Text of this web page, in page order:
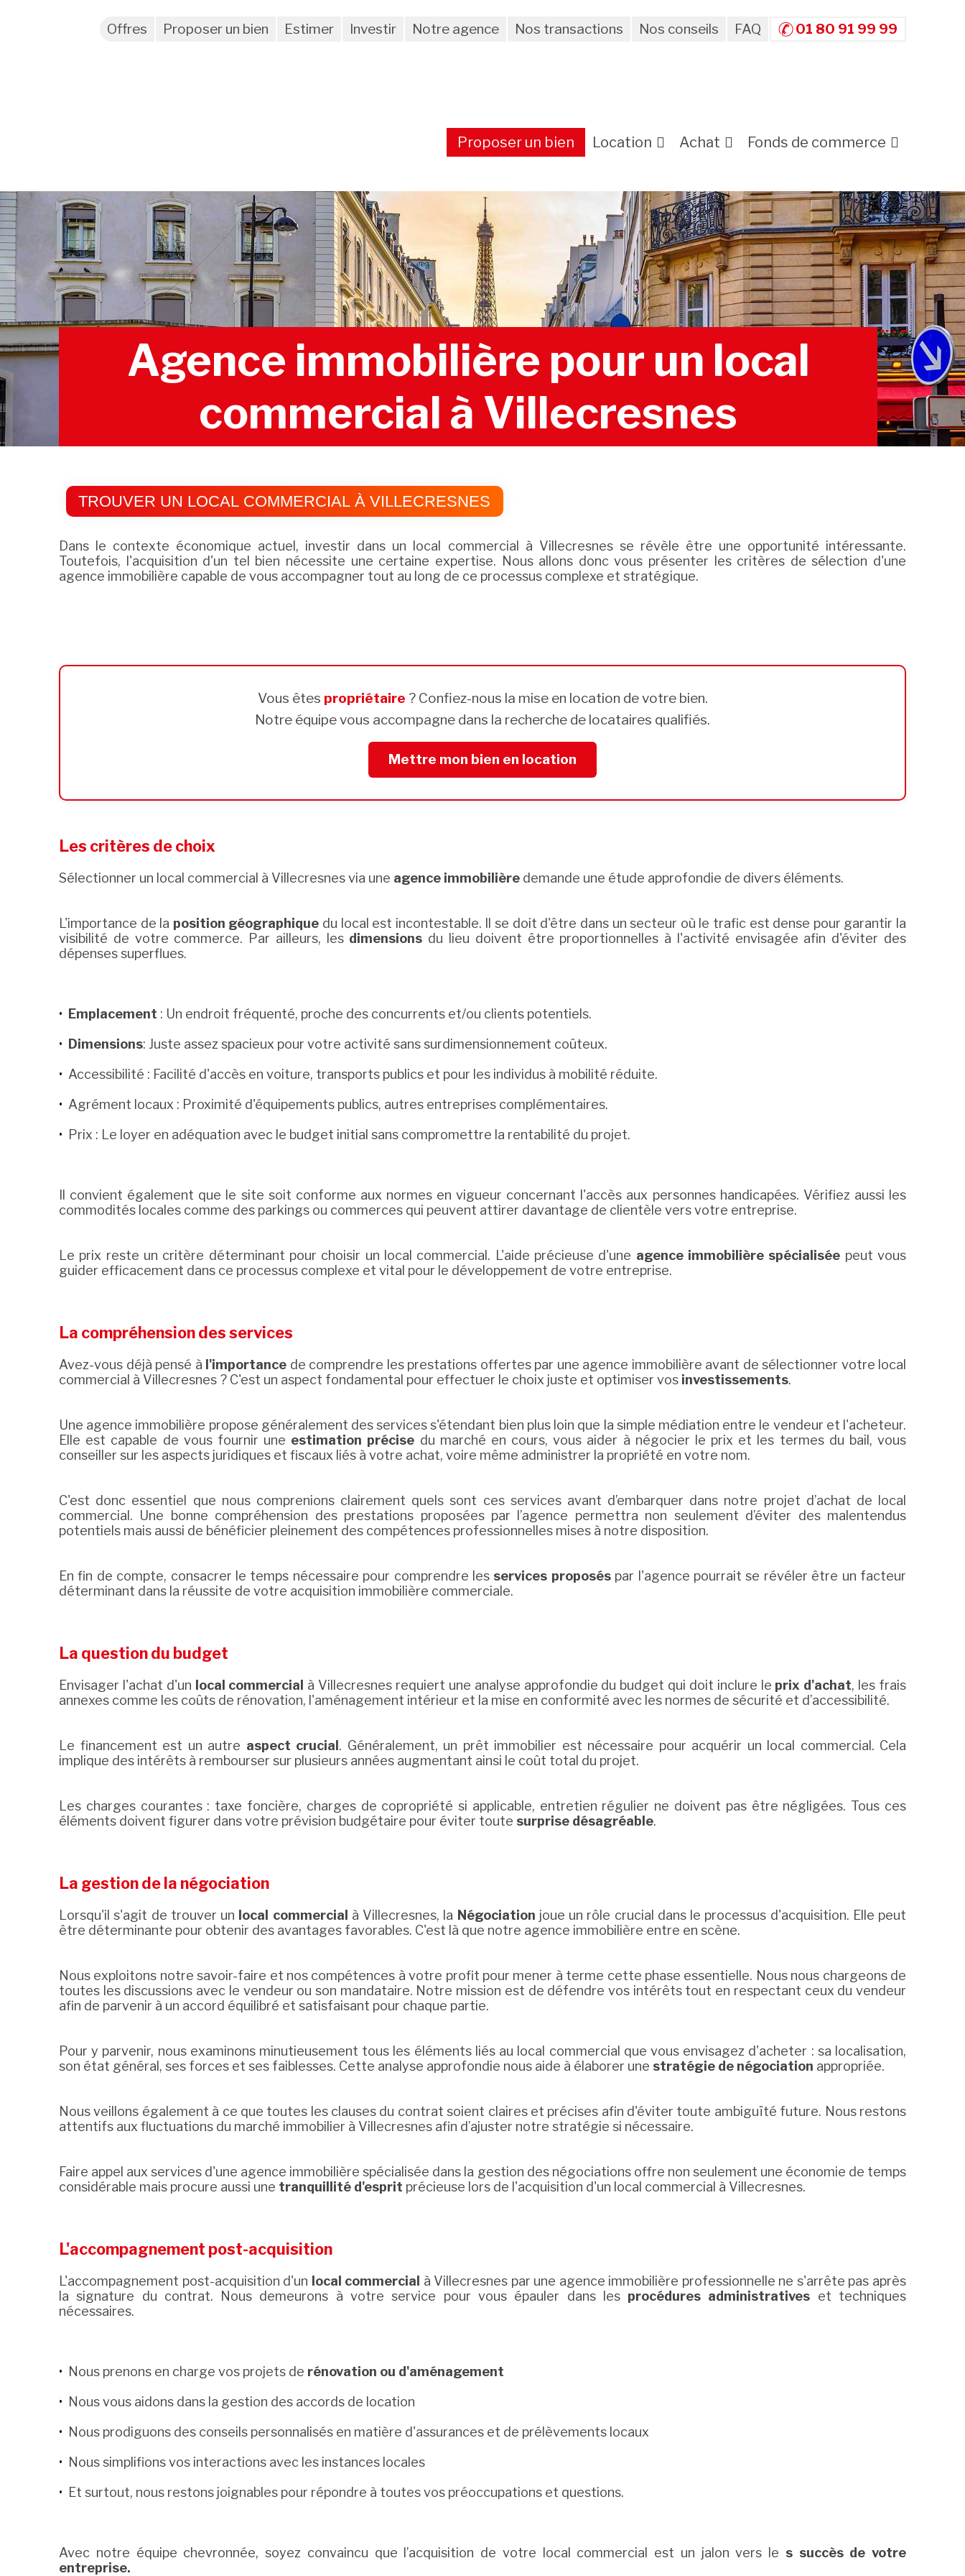
Offres Proposer un bien Estimer Investir Notre agence Nos transactions Nos conseils FAQ 01 80 91 99 99
Proposer un bien Location Achat Fonds de commerce
Agence immobilière pour un local
commercial à Villecresnes
TROUVER UN LOCAL COMMERCIAL À VILLECRESNES
Dans le contexte économique actuel, investir dans un local commercial à Villecresnes se révèle être une opportunité intéressante.
Toutefois, l'acquisition d'un tel bien nécessite une certaine expertise. Nous allons donc vous présenter les critères de sélection d'une
agence immobilière capable de vous accompagner tout au long de ce processus complexe et stratégique.
Vous êtes propriétaire ? Confiez-nous la mise en location de votre bien.
Notre équipe vous accompagne dans la recherche de locataires qualifiés.
Mettre mon bien en location
Les critères de choix
Sélectionner un local commercial à Villecresnes via une agence immobilière demande une étude approfondie de divers éléments.
L'importance de la position géographique du local est incontestable. Il se doit d'être dans un secteur où le trafic est dense pour garantir la
visibilité de votre commerce. Par ailleurs, les dimensions du lieu doivent être proportionnelles à l'activité envisagée afin d'éviter des
dépenses superflues.
Emplacement : Un endroit fréquenté, proche des concurrents et/ou clients potentiels.
Dimensions: Juste assez spacieux pour votre activité sans surdimensionnement coûteux.
Accessibilité : Facilité d'accès en voiture, transports publics et pour les individus à mobilité réduite.
Agrément locaux : Proximité d'équipements publics, autres entreprises complémentaires.
Prix : Le loyer en adéquation avec le budget initial sans compromettre la rentabilité du projet.
Il convient également que le site soit conforme aux normes en vigueur concernant l'accès aux personnes handicapées. Vérifiez aussi les
commodités locales comme des parkings ou commerces qui peuvent attirer davantage de clientèle vers votre entreprise.
Le prix reste un critère déterminant pour choisir un local commercial. L'aide précieuse d'une agence immobilière spécialisée peut vous
guider efficacement dans ce processus complexe et vital pour le développement de votre entreprise.
La compréhension des services
Avez-vous déjà pensé à l'importance de comprendre les prestations offertes par une agence immobilière avant de sélectionner votre local
commercial à Villecresnes ? C'est un aspect fondamental pour effectuer le choix juste et optimiser vos investissements.
Une agence immobilière propose généralement des services s'étendant bien plus loin que la simple médiation entre le vendeur et l'acheteur.
Elle est capable de vous fournir une estimation précise du marché en cours, vous aider à négocier le prix et les termes du bail, vous
conseiller sur les aspects juridiques et fiscaux liés à votre achat, voire même administrer la propriété en votre nom.
C'est donc essentiel que nous comprenions clairement quels sont ces services avant d’embarquer dans notre projet d’achat de local
commercial. Une bonne compréhension des prestations proposées par l’agence permettra non seulement d’éviter des malentendus
potentiels mais aussi de bénéficier pleinement des compétences professionnelles mises à notre disposition.
En fin de compte, consacrer le temps nécessaire pour comprendre les services proposéspar l'agence pourrait se révéler être un facteur
déterminant dans la réussite de votre acquisition immobilière commerciale.
La question du budget
Envisager l'achat d'un local commercial à Villecresnes requiert une analyse approfondie du budget qui doit inclure le prix d'achat, les frais
annexes comme les coûts de rénovation, l'aménagement intérieur et la mise en conformité avec les normes de sécurité et d’accessibilité.
Le financement est un autre aspect crucial . Généralement, un prêt immobilier est nécessaire pour acquérir un local commercial. Cela
implique des intérêts à rembourser sur plusieurs années augmentant ainsi le coût total du projet.
Les charges courantes : taxe foncière, charges de copropriété si applicable, entretien régulier ne doivent pas être négligées. Tous ces
éléments doivent figurer dans votre prévision budgétaire pour éviter toute surprise désagréable.
La gestion de la négociation
Lorsqu'il s'agit de trouver un local commercial à Villecresnes, la Négociation joue un rôle crucial dans le processus d'acquisition. Elle peut
être déterminante pour obtenir des avantages favorables. C'est là que notre agence immobilière entre en scène.
Nous exploitons notre savoir-faire et nos compétences à votre profit pour mener à terme cette phase essentielle. Nous nous chargeons de
toutes les discussions avec le vendeur ou son mandataire. Notre mission est de défendre vos intérêts tout en respectant ceux du vendeur
afin de parvenir à un accord équilibré et satisfaisant pour chaque partie.
Pour y parvenir, nous examinons minutieusement tous les éléments liés au local commercial que vous envisagez d'acheter : sa localisation,
son état général, ses forces et ses faiblesses. Cette analyse approfondie nous aide à élaborer une stratégie de négociation appropriée.
Nous veillons également à ce que toutes les clauses du contrat soient claires et précises afin d'éviter toute ambiguïté future. Nous restons
attentifs aux fluctuations du marché immobilier à Villecresnes afin d’ajuster notre stratégie si nécessaire.
Faire appel aux services d'une agence immobilière spécialisée dans la gestion des négociations offre non seulement une économie de temps
considérable mais procure aussi une tranquillité d'esprit précieuse lors de l'acquisition d'un local commercial à Villecresnes.
L'accompagnement post-acquisition
L'accompagnement post-acquisition d'un local commercial à Villecresnes par une agence immobilière professionnelle ne s'arrête pas après
la signature du contrat. Nous demeurons à votre service pour vous épauler dans les procédures administratives et techniques
nécessaires.
Nous prenons en charge vos projets de rénovation ou d'aménagement
Nous vous aidons dans la gestion des accords de location
Nous prodiguons des conseils personnalisés en matière d'assurances et de prélèvements locaux
Nous simplifions vos interactions avec les instances locales
Et surtout, nous restons joignables pour répondre à toutes vos préoccupations et questions.
Avec notre équipe chevronnée, soyez convaincu que l’acquisition de votre local commercial est un jalon vers le s succès de votre
entreprise.